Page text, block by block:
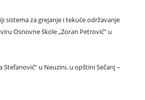
sistema za grejanje i tekuće održavanje
Osnovne škole „Zoran Petrović” u
u Neuzini, u opštini Sečanj –